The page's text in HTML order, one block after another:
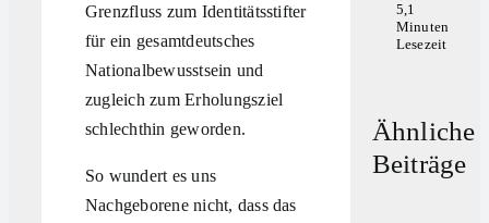
Grenzfluss zum Identitätsstifter
für ein gesamtdeutsches
Nationalbewusstsein und
zugleich zum Erholungsziel
schlechthin geworden.
So wundert es uns
Nachgeborene nicht, dass das
5,1
Minuten
Lesezeit
Ähnliche
Beiträge